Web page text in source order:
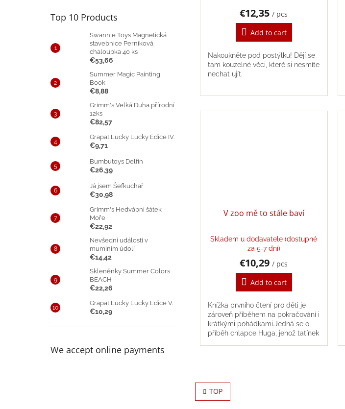
Top 10 Products
Swannie Toys Magnetická
stavebnice Perníková
chaloupka 40 ks
€53,66
Summer Magic Painting
Book
€8,88
Grimm's Velká Duha přírodní
12ks
€82,57
Grapat Lucky Lucky Edice IV.
€9,71
Bumbutoys Delfín
€26,39
Já jsem Šefkuchař
€30,98
Grimm's Hedvábní šátek
Moře
€22,92
Nevšední události v
muminím údolí
€14,42
Skleněnky Summer Colors
BEACH
€22,26
Grapat Lucky Lucky Edice V.
€10,29
We accept online payments
€12,35/ pcs
Add to cart
Nakoukněte pod postýlku! Dějí se
tam kouzelné věci, které si nesmíte
nechat ujít.
V zoo mě to stále baví
Skladem u dodavatele (dostupné
za 5-7 dní)
€10,29/ pcs
Add to cart
Knížka prvního čtení pro děti je
zároveň příběhem na pokračování i
krátkými pohádkami.Jedná se o
příběh chlapce Huga, jehož tatínek
TOP